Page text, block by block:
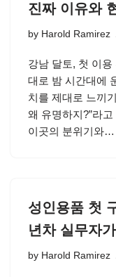
진짜 이유와
by Harold Ramirez
강남 달토, 첫 이
대로 밤 시간대에
치를 제대로 느끼
왜 유명하지?”라
이곳의 분위기와…
성인용품 첫
년차 실무자
by Harold Ramirez